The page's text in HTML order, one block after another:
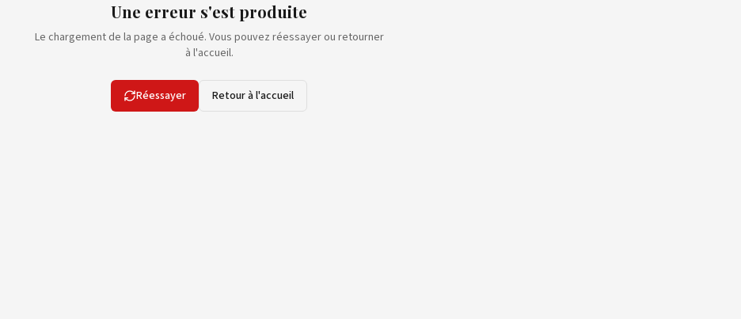
Une erreur s'est produite
Le chargement de la page a échoué. Vous pouvez réessayer ou retourner
à l'accueil.
Réessayer Retour à l'accueil